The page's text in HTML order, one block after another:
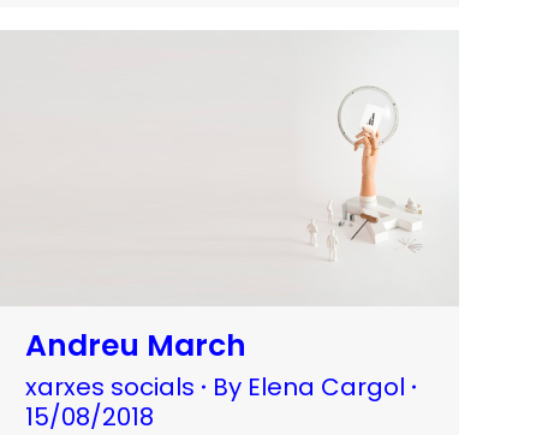
Andreu March
xarxes socials By Elena Cargol
15/08/2018